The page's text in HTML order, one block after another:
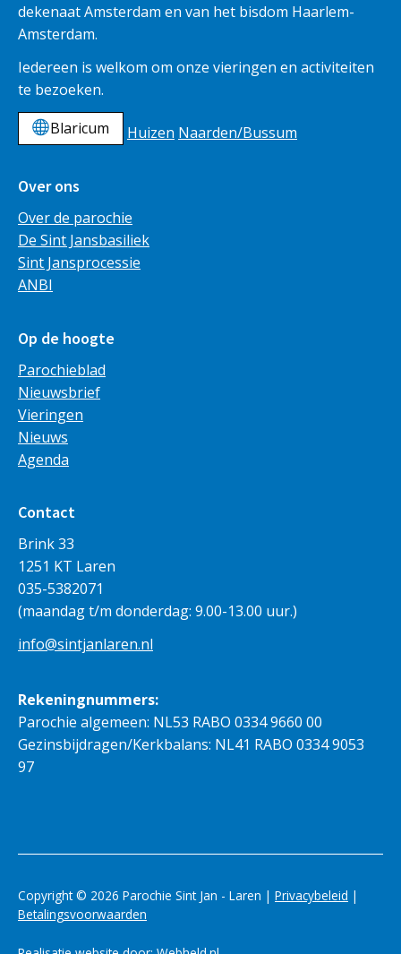
dekenaat Amsterdam en van het bisdom Haarlem-
Amsterdam.
Iedereen is welkom om onze vieringen en activiteiten
te bezoeken.
Blaricum
Huizen Naarden/Bussum
Over ons
Over de parochie
De Sint Jansbasiliek
Sint Jansprocessie
ANBI
Op de hoogte
Parochieblad
Nieuwsbrief
Vieringen
Nieuws
Agenda
Contact
Brink 33
1251 KT Laren
035-5382071
(maandag t/m donderdag: 9.00-13.00 uur.)
info@sintjanlaren.nl
Rekeningnummers:
Parochie algemeen: NL53 RABO 0334 9660 00
Gezinsbijdragen/Kerkbalans: NL41 RABO 0334 9053
97
Copyright © 2026 Parochie Sint Jan - Laren | Privacybeleid |
Betalingsvoorwaarden